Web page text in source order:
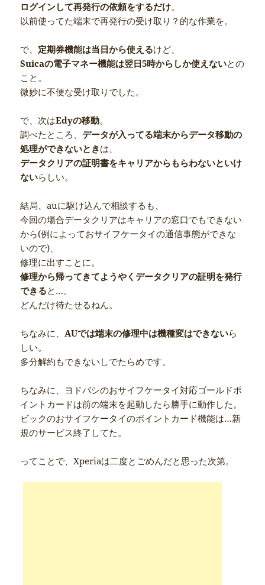
ログインして再発行の依頼をするだけ。
以前使ってた端末で再発行の受け取り？的な作業を。
で、 定期券機能は当日から使えるけど、
Suicaの電子マネー機能は翌日5時からしか使えないとの
こと。
微妙に不便な受け取りでした。
で、次はEdyの移動。
調べたところ、データが入ってる端末からデータ移動の
処理ができないときは、
データクリアの証明書をキャリアからもらわないといけ
ないらしい。
結局、auに駆け込んで相談するも、
今回の場合データクリアはキャリアの窓口でもできない
から(例によっておサイフケータイの通信事態ができな
いので)、
修理に出すことに。
修理から帰ってきてようやくデータクリアの証明を発行
できると…。
どんだけ待たせるねん。
ちなみに、AUでは端末の修理中は機種変はできないら
しい。
多分解約もできないしでたらめです。
ちなみに、ヨドバシのおサイフケータイ対応ゴールドポ
イントカードは前の端末を起動したら勝手に動作した。
ビックのおサイフケータイのポイントカード機能は…新
規のサービス終了してた。
ってことで、Xperiaは二度とごめんだと思った次第。